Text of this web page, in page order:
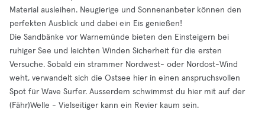
Material ausleihen. Neugierige und Sonnenanbeter können den
perfekten Ausblick und dabei ein Eis genießen!
Die Sandbänke vor Warnemünde bieten den Einsteigern bei
ruhiger See und leichten Winden Sicherheit für die ersten
Versuche. Sobald ein strammer Nordwest- oder Nordost-Wind
weht, verwandelt sich die Ostsee hier in einen anspruchsvollen
Spot für Wave Surfer. Ausserdem schwimmst du hier mit auf der
(Fähr)Welle - Vielseitiger kann ein Revier kaum sein.